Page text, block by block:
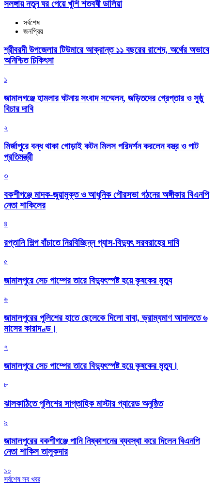
সলঙ্গায় নতুন ঘর পেয়ে খুশি শতবর্ষী ডালিয়া
সর্বশেষ
জনপ্রিয়
শ্রীবরদী উপজেলার টিউমারে আক্রান্ত ১১ বছরের রাশেদ, অর্থের অভাবে
অনিশ্চিত চিকিৎসা
১
জামালগঞ্জে হামলার ঘটনায় সংবাদ সম্মেলন, জড়িতদের গ্রেপ্তার ও সুষ্ঠু
বিচার দাবি
২
মির্জাপুরে বন্ধ থাকা গোড়াই কটন মিলস পরিদর্শন করলেন বস্ত্র ও পাট
প্রতিমন্ত্রী
৩
বকশীগঞ্জে মাদক-জুয়ামুক্ত ও আধুনিক পৌরসভা গঠনের অঙ্গীকার বিএনপি
নেতা শাকিলের
৪
রপ্তানি শিল্প বাঁচাতে নিরবিচ্ছিন্ন গ্যাস-বিদ্যুৎ সরবরাহের দাবি
৫
জামালপুরে সেচ পাম্পের তারে বিদ্যুৎস্পষ্ট হয়ে কৃষকের মৃত্যু
৬
জামালপুরের পুলিশের হাতে ছেলেকে দিলো বাবা, ভ্রাম্যমাণ আদালতে ৬
মাসের কারাদণ্ড।
৭
জামালপুরে সেচ পাম্পের তারে বিদ্যুৎস্পষ্ট হয়ে কৃষকের মৃত্যু।
৮
‎ঝালকাঠিতে পুলিশের সাপ্তাহিক মাস্টার প্যারেড অনুষ্ঠিত
৯
জামালপুরের বকশীগঞ্জে পানি নিষ্কাশনের ব্যবস্থা করে দিলেন বিএনপি
নেতা শাকিল তালুকদার
১০
সর্বশেষ সব খবর